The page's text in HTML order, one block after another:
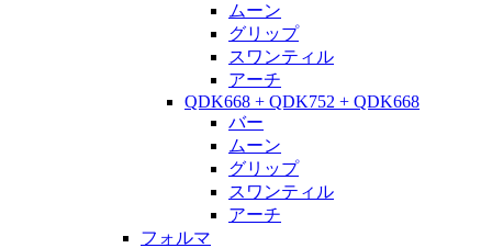
ムーン
グリップ
スワンティル
アーチ
QDK668 + QDK752 + QDK668
バー
ムーン
グリップ
スワンティル
アーチ
フォルマ